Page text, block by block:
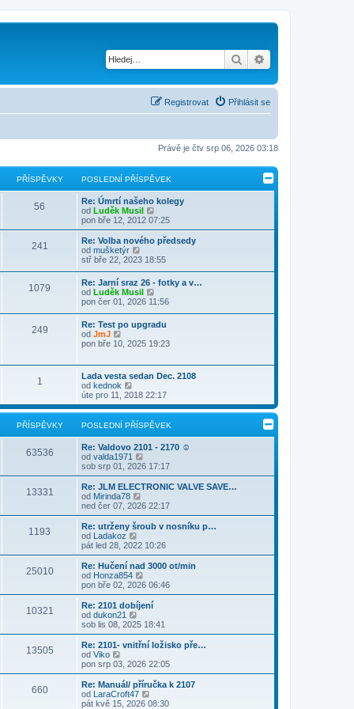
Hledat
Přihlásit se
Registrovat
Právě je čtv srp 06, 2026 03:18
PŘÍSPĚVKY POSLEDNÍ PŘÍSPĚVEK
56
Re: Úmrtí našeho kolegy
od Luděk Musil
o
b
r
a
z
t
p
s
l
e
n
ř
í
s
p
ě
e
k
pon bře 12, 2012 07:25
241
Re: Volba nového předsedy
od mušketýr
o
r
a
z
i
t
p
s
e
d
n
í
p
ř
s
p
ě
v
e
k
stř bře 22, 2023 18:55
1079
Re: Jarní sraz 26 - fotky a v…
od Luděk Musil
o
a
z
i
p
o
l
e
d
n
í
s
ě
e
k
pon čer 01, 2026 11:56
249
Re: Test po upgradu
od JmJ
o
z
t
p
o
s
l
e
d
í
p
ř
í
s
p
ě
v
e
k
pon bře 10, 2025 19:23
1
Lada vesta sedan Dec. 2108
od kednok
o
b
r
a
t
p
o
s
l
e
d
n
í
p
ř
í
s
p
ě
v
e
k
úte pro 11, 2018 22:17
PŘÍSPĚVKY POSLEDNÍ PŘÍSPĚVEK
63536
Re: Valdovo 2101 - 2170 ☺
od valda1971
o
b
r
z
p
o
s
e
n
í
p
í
s
p
v
e
k
sob srp 01, 2026 17:17
13331
Re: JLM ELECTRONIC VALVE SAVE…
od Mirinda78
o
b
r
z
t
p
o
s
e
n
í
p
í
s
p
ě
v
ned čer 07, 2026 22:17
1193
Re: utrženy šroub v nosníku p…
od Ladakoz
o
b
r
a
z
t
p
o
s
l
e
n
í
p
ř
í
pát led 28, 2022 10:26
25010
Re: Hučení nad 3000 ot/min
od Honza854
o
b
r
z
p
o
s
l
e
d
pon bře 02, 2026 06:46
10321
Re: 2101 dobíjení
od dukon21
o
b
r
z
t
p
o
sob lis 08, 2025 18:41
13505
Re: 2101- vnitřní ložisko pře…
od Viko
o
b
r
a
z
pon srp 03, 2026 22:05
660
Re: Manuál/ příručka k 2107
od LaraCroft47
o
pát kvě 15, 2026 08:30